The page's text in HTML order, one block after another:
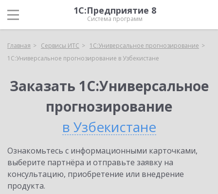
1С:Предприятие 8
Система программ
Главная Сервисы ИТС
1С:Универсальное прогнозирование
1С:Универсальное прогнозирование в Узбекистане
Заказать 1С:Универсальное
прогнозирование
в Узбекистане
Ознакомьтесь с информационными карточками,
выберите партнёра и отправьте заявку на
консультацию, приобретение или внедрение
продукта.